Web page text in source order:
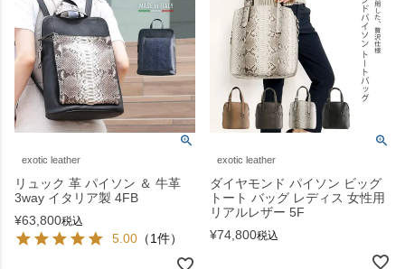
exotic leather
リュック 革 パイソン ＆ 牛革
3way イタリア製 4FB
¥63,800税込
5.00 （1件）
exotic leather
ダイヤモンド パイソン ビッグ
トート バッグ レディス 女性用
リアルレザー 5F
¥74,800税込